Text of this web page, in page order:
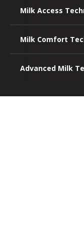
Milk Access
Milk Comfort
Advanced Milk